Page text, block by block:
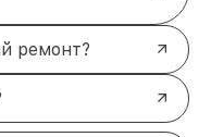
ремонт?